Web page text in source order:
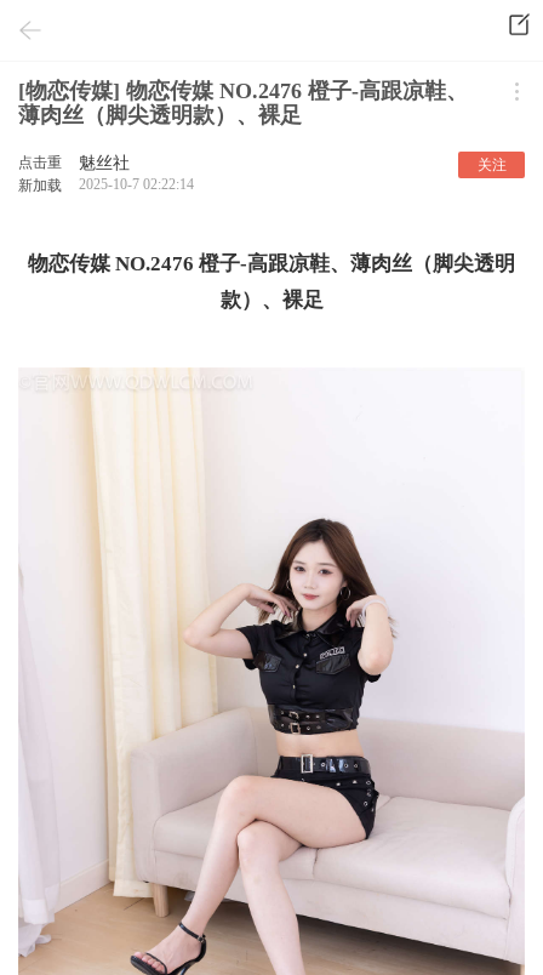
[物恋传媒] 物恋传媒 NO.2476 橙子-高跟凉鞋、
薄肉丝（脚尖透明款）、裸足
点击重
新加载
魅丝社
2025-10-7 02:22:14
关注
物恋传媒 NO.2476 橙子-高跟凉鞋、薄肉丝（脚尖透明
款）、裸足